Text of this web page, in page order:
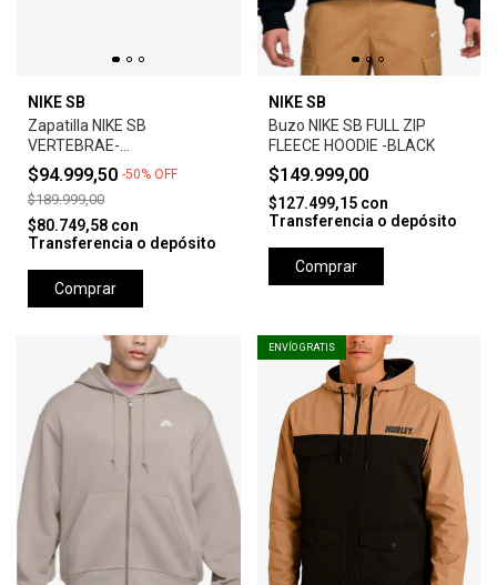
NIKE SB
Zapatilla NIKE SB
VERTEBRAE-
ADOBE/EARTH/NOBLE
RED/MELON TINT
$94.999,50 -50% OFF
$189.999,00
$80.749,58 con
Transferencia o depósito
Comprar
NIKE SB
Buzo NIKE SB FULL ZIP
FLEECE HOODIE -BLACK
$149.999,00
$127.499,15 con
Transferencia o depósito
Comprar
ENVÍO GRATIS